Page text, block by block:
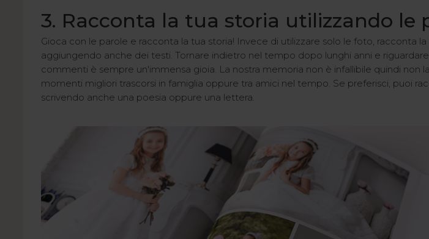
3. Racconta la tua storia utilizzando le
Gioca con le parole e racconta la tua storia! Invece di utilizzare solo le foto, racconta la
aggiungendo anche dei testi. Tornare indietro nel tempo dopo lunghi anni e
commenti è sempre un'immensa gioia. La nostra memoria non è infallibile quindi non
momenti migliori trascorsi in famiglia oppure tra amici nel tempo. Se preferisci, puoi
scrivendo anche una poesia oppure una lettera.